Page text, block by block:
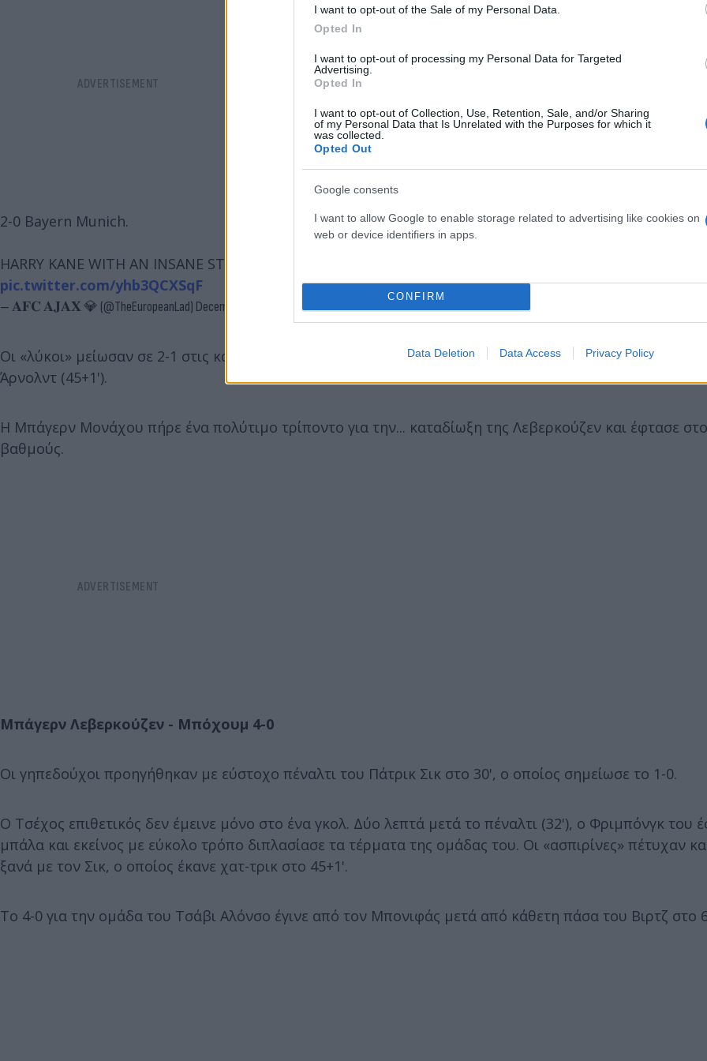
I want to opt-out of the Sale of my Personal Data.
Opted In
I want to opt-out of processing my Personal Data for Targeted
Advertising.
Opted In
I want to opt-out of Collection, Use, Retention, Sale, and/or Sharing
of my Personal Data that Is Unrelated with the Purposes for which it
was collected.
Opted Out
Google consents
I want to allow Google to enable storage related to advertising like cookies on
web or device identifiers in apps.
CONFIRM
Data Deletion Data Access Privacy Policy
2-0 Bayern Munich.
HARRY KANE WITH AN INSANE STRIKE FROM OUTSIDE THE BOX !!!!!!!! WHAT A GOAL !!!!!!!!!
pic.twitter.com/yhb3QCXSqF
— 𝐀𝐅𝐂 𝐀𝐉𝐀𝐗 💎 (@TheEuropeanLad) December 20, 2023
Οι «λύκοι» μείωσαν σε 2-1 στις καθυστερήσεις του ημιχρόνου με εξαιρετικό σουτ έξω από τη μεγάλη
Άρνολντ (45+1').
Η Μπάγερν Μονάχου πήρε ένα πολύτιμο τρίποντο για την... καταδίωξη της Λεβερκούζεν και έφτασε
βαθμούς.
Μπάγερν Λεβερκούζεν - Μπόχουμ 4-0
Οι γηπεδούχοι προηγήθηκαν με εύστοχο πέναλτι του Πάτρικ Σικ στο 30', ο οποίος σημείωσε το 1-0.
Ο Τσέχος επιθετικός δεν έμεινε μόνο στο ένα γκολ. Δύο λεπτά μετά το πέναλτι (32'), ο Φριμπόνγκ του
μπάλα και εκείνος με εύκολο τρόπο διπλασίασε τα τέρματα της ομάδας του. Οι «ασπιρίνες» πέτυχαν
ξανά με τον Σικ, ο οποίος έκανε χατ-τρικ στο 45+1'.
Το 4-0 για την ομάδα του Τσάβι Αλόνσο έγινε από τον Μπονιφάς μετά από κάθετη πάσα του Βιρτζ στο